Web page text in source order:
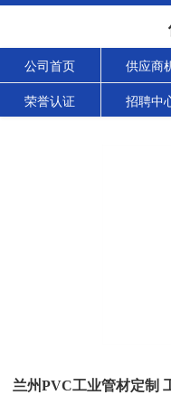
公司首页 供应商
荣誉认证 招聘中
兰州PVC工业管材定制